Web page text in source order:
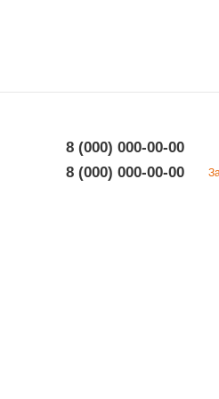
8 (000) 000-00-00
8 (000) 000-00-00